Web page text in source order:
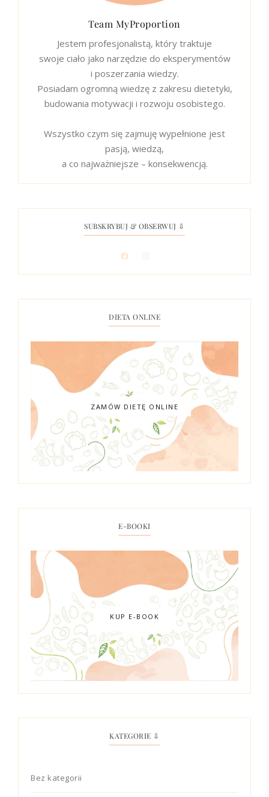
Team MyProportion
Jestem profesjonalistą, który traktuje
swoje ciało jako narzędzie do eksperymentów
i poszerzania wiedzy.
Posiadam ogromną wiedzę z zakresu dietetyki,
budowania motywacji i rozwoju osobistego.
Wszystko czym się zajmuję wypełnione jest
pasją, wiedzą,
a co najważniejsze – konsekwencją.
SUBSKRYBUJ & OBSERWUJ ⇩
DIETA ONLINE
ZAMÓW DIETĘ ONLINE
E-BOOKI
KUP E-BOOK
KATEGORIE ⇩
Bez kategorii